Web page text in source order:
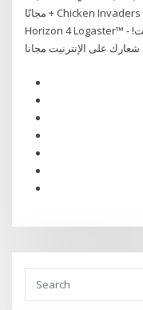
مجانًا + Chicken Invaders 4 HD. مجانًا + العرض التجريبي لـ Forza
Horizon 4 Logaster™ - صانع ومنشئ شعار احترافي على الانترنت!
على الإنترنيت مجانا